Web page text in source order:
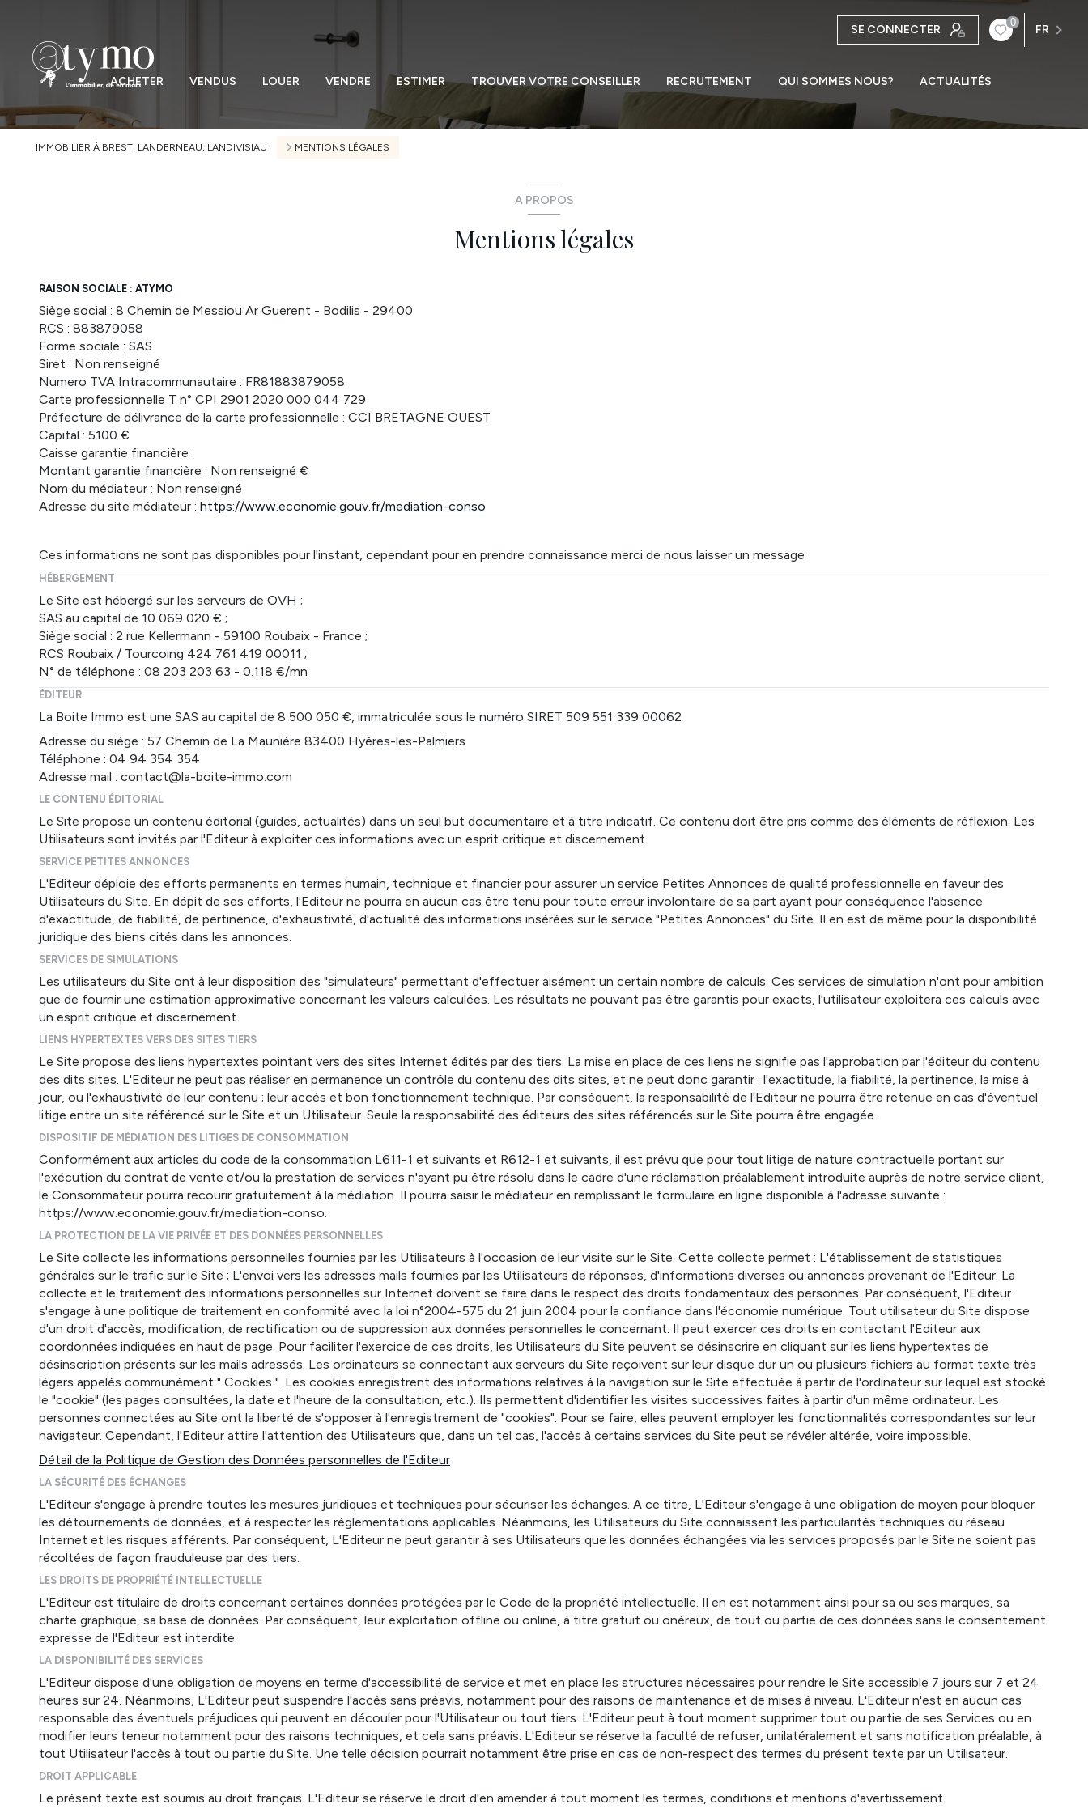
SE CONNECTER
0
FR
ACHETER VENDUS LOUER VENDRE ESTIMER TROUVER VOTRE CONSEILLER RECRUTEMENT QUI SOMMES NOUS? ACTUALITÉS
IMMOBILIER À BREST, LANDERNEAU, LANDIVISIAU MENTIONS LÉGALES
A PROPOS
Mentions légales
RAISON SOCIALE : ATYMO
Siège social : 8 Chemin de Messiou Ar Guerent - Bodilis - 29400
RCS : 883879058
Forme sociale : SAS
Siret : Non renseigné
Numero TVA Intracommunautaire : FR81883879058
Carte professionnelle T n° CPI 2901 2020 000 044 729
Préfecture de délivrance de la carte professionnelle : CCI BRETAGNE OUEST
Capital : 5100 €
Caisse garantie financière :
Montant garantie financière : Non renseigné €
Nom du médiateur : Non renseigné
Adresse du site médiateur : https://www.economie.gouv.fr/mediation-conso
Ces informations ne sont pas disponibles pour l'instant, cependant pour en prendre connaissance merci de nous laisser un message
HÉBERGEMENT
Le Site est hébergé sur les serveurs de OVH ;
SAS au capital de 10 069 020 € ;
Siège social : 2 rue Kellermann - 59100 Roubaix - France ;
RCS Roubaix / Tourcoing 424 761 419 00011 ;
N° de téléphone : 08 203 203 63 - 0.118 €/mn
ÉDITEUR
La Boite Immo est une SAS au capital de 8 500 050 €, immatriculée sous le numéro SIRET 509 551 339 00062
Adresse du siège : 57 Chemin de La Maunière 83400 Hyères-les-Palmiers
Téléphone : 04 94 354 354
Adresse mail : contact@la-boite-immo.com
LE CONTENU ÉDITORIAL
Le Site propose un contenu éditorial (guides, actualités) dans un seul but documentaire et à titre indicatif. Ce contenu doit être pris comme des éléments de réflexion. Les
Utilisateurs sont invités par l'Editeur à exploiter ces informations avec un esprit critique et discernement.
SERVICE PETITES ANNONCES
L'Editeur déploie des efforts permanents en termes humain, technique et financier pour assurer un service Petites Annonces de qualité professionnelle en faveur des
Utilisateurs du Site. En dépit de ses efforts, l'Editeur ne pourra en aucun cas être tenu pour toute erreur involontaire de sa part ayant pour conséquence l'absence
d'exactitude, de fiabilité, de pertinence, d'exhaustivité, d'actualité des informations insérées sur le service "Petites Annonces" du Site. Il en est de même pour la disponibilité
juridique des biens cités dans les annonces.
SERVICES DE SIMULATIONS
Les utilisateurs du Site ont à leur disposition des "simulateurs" permettant d'effectuer aisément un certain nombre de calculs. Ces services de simulation n'ont pour ambition
que de fournir une estimation approximative concernant les valeurs calculées. Les résultats ne pouvant pas être garantis pour exacts, l'utilisateur exploitera ces calculs avec
un esprit critique et discernement.
LIENS HYPERTEXTES VERS DES SITES TIERS
Le Site propose des liens hypertextes pointant vers des sites Internet édités par des tiers. La mise en place de ces liens ne signifie pas l'approbation par l'éditeur du contenu
des dits sites. L'Editeur ne peut pas réaliser en permanence un contrôle du contenu des dits sites, et ne peut donc garantir : l'exactitude, la fiabilité, la pertinence, la mise à
jour, ou l'exhaustivité de leur contenu ; leur accès et bon fonctionnement technique. Par conséquent, la responsabilité de l'Editeur ne pourra être retenue en cas d'éventuel
litige entre un site référencé sur le Site et un Utilisateur. Seule la responsabilité des éditeurs des sites référencés sur le Site pourra être engagée.
DISPOSITIF DE MÉDIATION DES LITIGES DE CONSOMMATION
Conformément aux articles du code de la consommation L611-1 et suivants et R612-1 et suivants, il est prévu que pour tout litige de nature contractuelle portant sur
l'exécution du contrat de vente et/ou la prestation de services n'ayant pu être résolu dans le cadre d'une réclamation préalablement introduite auprès de notre service client,
le Consommateur pourra recourir gratuitement à la médiation. Il pourra saisir le médiateur en remplissant le formulaire en ligne disponible à l'adresse suivante :
https://www.economie.gouv.fr/mediation-conso.
LA PROTECTION DE LA VIE PRIVÉE ET DES DONNÉES PERSONNELLES
Le Site collecte les informations personnelles fournies par les Utilisateurs à l'occasion de leur visite sur le Site. Cette collecte permet : L'établissement de statistiques
générales sur le trafic sur le Site ; L'envoi vers les adresses mails fournies par les Utilisateurs de réponses, d'informations diverses ou annonces provenant de l'Editeur. La
collecte et le traitement des informations personnelles sur Internet doivent se faire dans le respect des droits fondamentaux des personnes. Par conséquent, l'Editeur
s'engage à une politique de traitement en conformité avec la loi n°2004-575 du 21 juin 2004 pour la confiance dans l'économie numérique. Tout utilisateur du Site dispose
d'un droit d'accès, modification, de rectification ou de suppression aux données personnelles le concernant. Il peut exercer ces droits en contactant l'Editeur aux
coordonnées indiquées en haut de page. Pour faciliter l'exercice de ces droits, les Utilisateurs du Site peuvent se désinscrire en cliquant sur les liens hypertextes de
désinscription présents sur les mails adressés. Les ordinateurs se connectant aux serveurs du Site reçoivent sur leur disque dur un ou plusieurs fichiers au format texte très
légers appelés communément " Cookies ". Les cookies enregistrent des informations relatives à la navigation sur le Site effectuée à partir de l'ordinateur sur lequel est stocké
le "cookie" (les pages consultées, la date et l'heure de la consultation, etc.). Ils permettent d'identifier les visites successives faites à partir d'un même ordinateur. Les
personnes connectées au Site ont la liberté de s'opposer à l'enregistrement de "cookies". Pour se faire, elles peuvent employer les fonctionnalités correspondantes sur leur
navigateur. Cependant, l'Editeur attire l'attention des Utilisateurs que, dans un tel cas, l'accès à certains services du Site peut se révéler altérée, voire impossible.
Détail de la Politique de Gestion des Données personnelles de l'Editeur
LA SÉCURITÉ DES ÉCHANGES
L'Editeur s'engage à prendre toutes les mesures juridiques et techniques pour sécuriser les échanges. A ce titre, L'Editeur s'engage à une obligation de moyen pour bloquer
les détournements de données, et à respecter les réglementations applicables. Néanmoins, les Utilisateurs du Site connaissent les particularités techniques du réseau
Internet et les risques afférents. Par conséquent, L'Editeur ne peut garantir à ses Utilisateurs que les données échangées via les services proposés par le Site ne soient pas
récoltées de façon frauduleuse par des tiers.
LES DROITS DE PROPRIÉTÉ INTELLECTUELLE
L'Editeur est titulaire de droits concernant certaines données protégées par le Code de la propriété intellectuelle. Il en est notamment ainsi pour sa ou ses marques, sa
charte graphique, sa base de données. Par conséquent, leur exploitation offline ou online, à titre gratuit ou onéreux, de tout ou partie de ces données sans le consentement
expresse de l'Editeur est interdite.
LA DISPONIBILITÉ DES SERVICES
L'Editeur dispose d'une obligation de moyens en terme d'accessibilité de service et met en place les structures nécessaires pour rendre le Site accessible 7 jours sur 7 et 24
heures sur 24. Néanmoins, L'Editeur peut suspendre l'accès sans préavis, notamment pour des raisons de maintenance et de mises à niveau. L'Editeur n'est en aucun cas
responsable des éventuels préjudices qui peuvent en découler pour l'Utilisateur ou tout tiers. L'Editeur peut à tout moment supprimer tout ou partie de ses Services ou en
modifier leurs teneur notamment pour des raisons techniques, et cela sans préavis. L'Editeur se réserve la faculté de refuser, unilatéralement et sans notification préalable, à
tout Utilisateur l'accès à tout ou partie du Site. Une telle décision pourrait notamment être prise en cas de non-respect des termes du présent texte par un Utilisateur.
DROIT APPLICABLE
Le présent texte est soumis au droit français. L'Editeur se réserve le droit d'en amender à tout moment les termes, conditions et mentions d'avertissement.